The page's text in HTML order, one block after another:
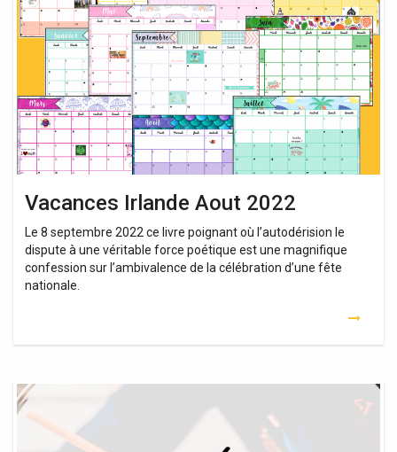
Vacances Irlande Aout 2022
Le 8 septembre 2022 ce livre poignant où l’autodérision le
dispute à une véritable force poétique est une magnifique
confession sur l’ambivalence de la célébration d’une fête
nationale.
Aout
2022
Vacances
Corse